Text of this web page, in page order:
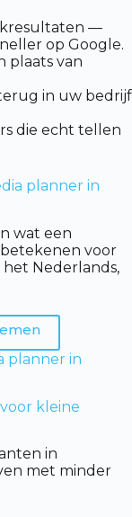
—
op Google.
plaats van
in uw bedrijf
die echt tellen
planner in
wat een
voor
Nederlands,
planner in
kleine
in
met minder